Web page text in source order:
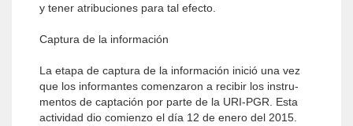
y tener atribuciones para tal efecto.
Captura de la información
La etapa de captura de la información inició una vez
que los informantes comenzaron a recibir los instru­
mentos de captación por parte de la URI-PGR. Esta
actividad dio comienzo el día 12 de enero del 2015.